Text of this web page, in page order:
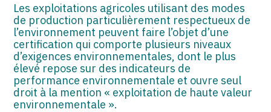
Les exploitations agricoles utilisant des modes
de production particulièrement respectueux de
l’environnement peuvent faire l’objet d’une
certification qui comporte plusieurs niveaux
d’exigences environnementales, dont le plus
élevé repose sur des indicateurs de
performance environnementale et ouvre seul
droit à la mention « exploitation de haute valeur
environnementale ».